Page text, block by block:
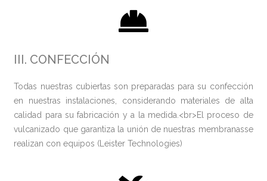
III. CONFECCIÓN
Todas nuestras cubiertas son preparadas para su confección
en nuestras instalaciones, considerando materiales de alta
calidad para su fabricación y a la medida.<br>El proceso de
vulcanizado que garantiza la unión de nuestras membranasse
realizan con equipos (Leister Technologies)